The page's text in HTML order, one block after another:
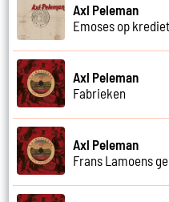
Axl Peleman
Emoses op krediet
Axl Peleman
Fabrieken
Axl Peleman
Frans Lamoens